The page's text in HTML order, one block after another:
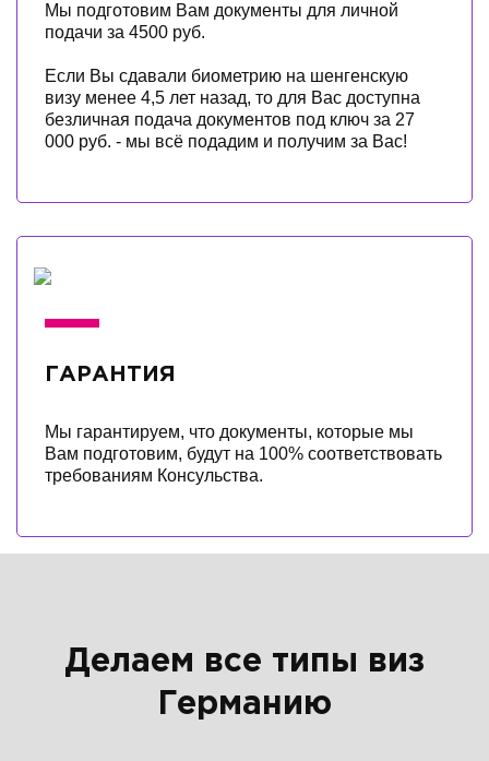
Мы подготовим Вам документы для личной
подачи за 4500 руб.
Если Вы сдавали биометрию на шенгенскую
визу менее 4,5 лет назад, то для Вас доступна
безличная подача документов под ключ за 27
000 руб. - мы всё подадим и получим за Вас!
ГАРАНТИЯ
Мы гарантируем, что документы, которые мы
Вам подготовим, будут на 100% соответствовать
требованиям Консульства.
Делаем все типы виз
Германию